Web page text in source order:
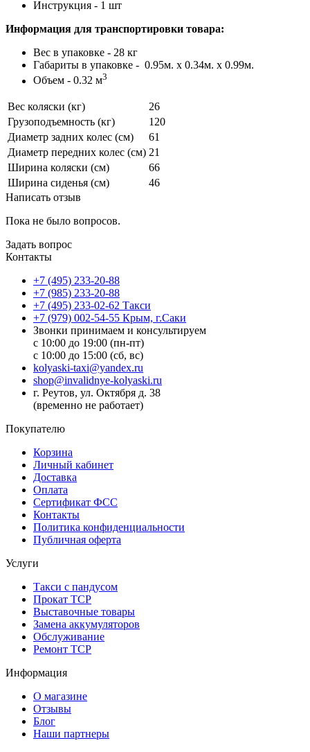
Инструкция - 1 шт
Информация для транспортировки товара:
Вес в упаковке - 28 кг
Габариты в упаковке - 0.95м. x 0.34м. x 0.99м.
Объем - 0.32 м3
Вес коляски (кг)
26
Грузоподъемность (кг)
120
Диаметр задних колес (см)
61
Диаметр передних колес (см) 21
Ширина коляски (см)
66
Ширина сиденья (см)
46
Написать отзыв
Пока не было вопросов.
Задать вопрос
Контакты
+7 (495) 233-20-88
+7 (985) 233-20-88
+7 (495) 233-02-62 Такси
+7 (979) 002-54-55 Крым, г.Саки
Звонки принимаем и консультируем
с 10:00 до 19:00 (пн-пт)
с 10:00 до 15:00 (сб, вс)
kolyaski-taxi@yandex.ru
shop@invalidnye-kolyaski.ru
г. Реутов, ул. Октября д. 38
(временно не работает)
Покупателю
Корзина
Личный кабинет
Доставка
Оплата
Сертификат ФСС
Контакты
Политика конфиденциальности
Публичная оферта
Услуги
Такси с пандусом
Прокат ТСР
Выставочные товары
Замена аккумуляторов
Обслуживание
Ремонт ТСР
Информация
О магазине
Отзывы
Блог
Наши партнеры